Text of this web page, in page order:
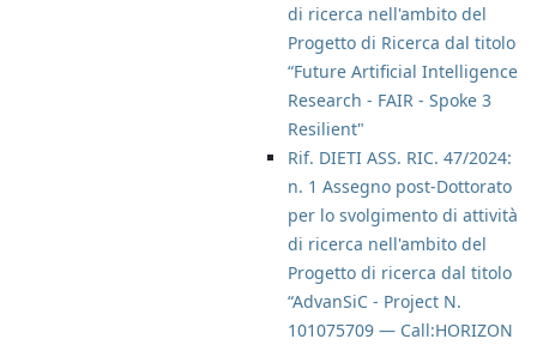
di ricerca nell'ambito del
Progetto di Ricerca dal titolo
“Future Artificial Intelligence
Research - FAIR - Spoke 3
Resilient"
Rif. DIETI ASS. RIC. 47/2024:
n. 1 Assegno post-Dottorato
per lo svolgimento di attività
di ricerca nell'ambito del
Progetto di ricerca dal titolo
“AdvanSiC - Project N.
101075709 — Call:HORIZON